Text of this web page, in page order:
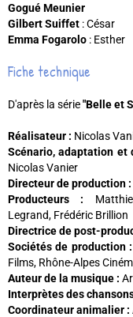
Gogué Meunier
Gilbert Suiffet : César
Emma Fogarolo : Esther
Fiche technique
D'après la série"Belle et
Réalisateur : Nicolas
Scénario, adaptation et
Nicolas Vanier
Directeur de production :
Producteurs :
Legrand, Frédéric Brillion
Directrice de post-
Sociétés de production :
Films, Rhône-Alpes
Auteur de la musique :
Interprètes des
Coordinateur animalier :